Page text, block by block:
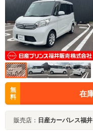
無
料
在
販売店： 日産カーパレス福